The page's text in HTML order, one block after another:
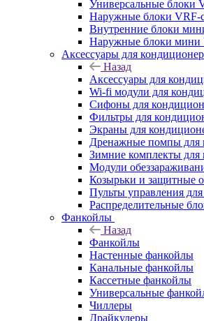
Универсальные блоки
Наружные блоки VRF-
Внутренние блоки
Наружные блоки мини
Аксессуары для
Назад
Аксессуары для
Wi-fi модули для
Сифоны для
Фильтры для
Экраны для
Дренажные помпы для
Зимние комплекты для
Модули
Козырьки и защитные
Пульты управления
Распределительные
Фанкойлы
Назад
Фанкойлы
Настенные фанкойлы
Канальные фанкойлы
Кассетные фанкойлы
Универсальные
Чиллеры
Драйкулеры